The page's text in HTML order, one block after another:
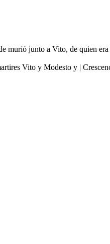
murió junto a Vito, de quien
Vito y Modesto y |